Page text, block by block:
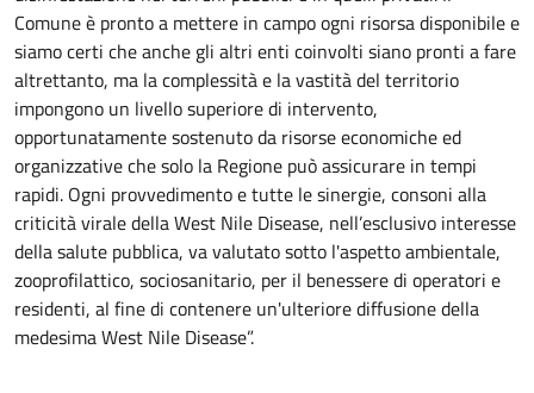
Comune è pronto a mettere in campo ogni risorsa disponibile e
siamo certi che anche gli altri enti coinvolti siano pronti a fare
altrettanto, ma la complessità e la vastità del territorio
impongono un livello superiore di intervento,
opportunatamente sostenuto da risorse economiche ed
organizzative che solo la Regione può assicurare in tempi
rapidi. Ogni provvedimento e tutte le sinergie, consoni alla
criticità virale della West Nile Disease, nell’esclusivo interesse
della salute pubblica, va valutato sotto l'aspetto ambientale,
zooprofilattico, sociosanitario, per il benessere di operatori e
residenti, al fine di contenere un'ulteriore diffusione della
medesima West Nile Disease”.